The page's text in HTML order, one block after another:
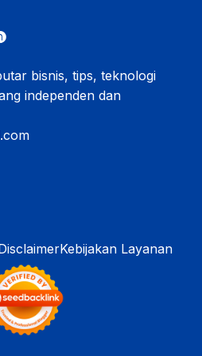
bisnis, tips, teknologi
independen dan
Kebijakan Layanan